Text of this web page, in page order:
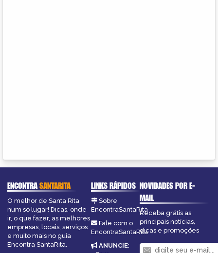
ENCONTRASANTARITA
O melhor de Santa Rita
num só lugar! Dicas, onde
ir, o que fazer, as melhores
empresas, locais, serviços
e muito mais no guia
Encontra SantaRita.
LINKS RÁPIDOS
Sobre
EncontraSantaRita
Fale com o
EncontraSantaRita
ANUNCIE:
NOVIDADES POR E-
MAIL
Receba grátis as
principais notícias,
dicas e promoções